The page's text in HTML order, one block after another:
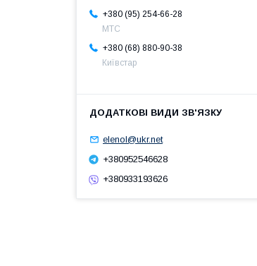
+380 (95) 254-66-28
МТС
+380 (68) 880-90-38
Київстар
elenol@ukr.net
+380952546628
+380933193626